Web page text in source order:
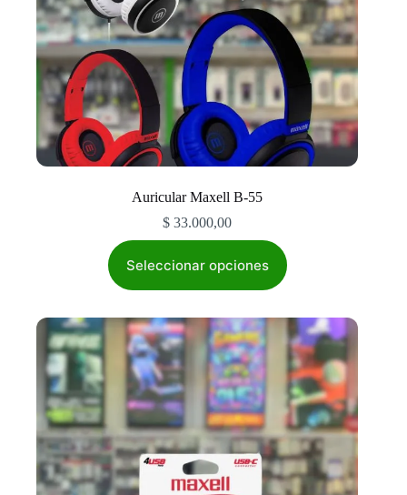
Auricular Maxell B-55
$ 33.000,00
Seleccionar opciones
producto
Las
opciones
se
pueden
elegir
en
la
página
de
producto